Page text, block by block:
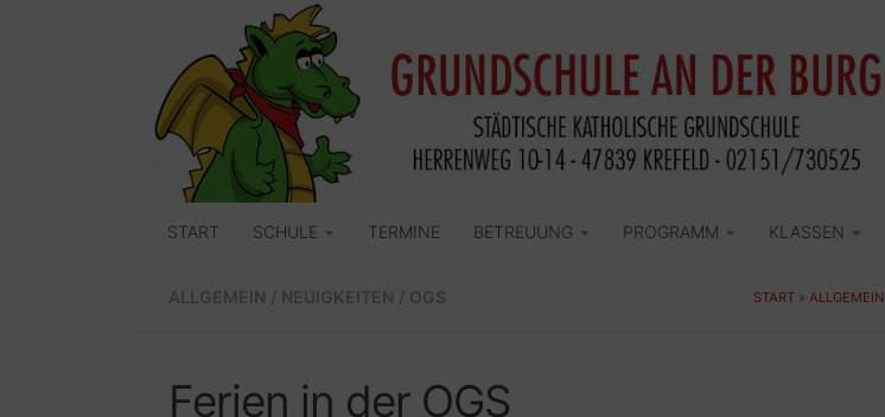
START SCHULE TERMINE BETREUUNG PROGRAMM KLASSEN
ALLGEMEIN / NEUIGKEITEN / OGS START » ALLGEMEIN
Ferien in der OGS